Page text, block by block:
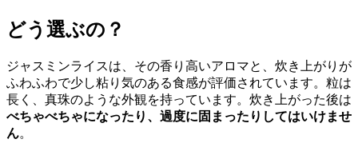
どう選ぶの？
ジャスミンライスは、その香り高いアロマと、炊き上がりが
ふわふわで少し粘り気のある食感が評価されています。粒は
長く、真珠のような外観を持っています。炊き上がった後は
べちゃべちゃになったり、過度に固まったりしてはいけませ
ん。